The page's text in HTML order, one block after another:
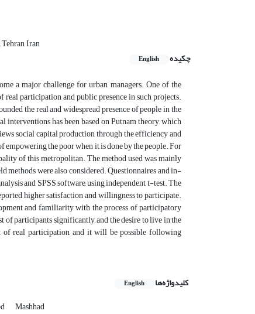
Iran
چکیده
English
a major challenge for urban managers. One of the
real participation and public presence in such projects.
the real and widespread presence of people in the
has been based on Putnam theory, which
social capital production through the efficiency and
the poor when it is done by the people. For
of this metropolitan. The method used was mainly
were also considered. Questionnaires and in-
and SPSS software, using independent t-test. The
higher satisfaction and willingness to participate.
and familiarity with the process of participatory
participants significantly, and the desire to live in the
of real participation, and it will be possible following
کلیدواژه‌ها English
Mashhad